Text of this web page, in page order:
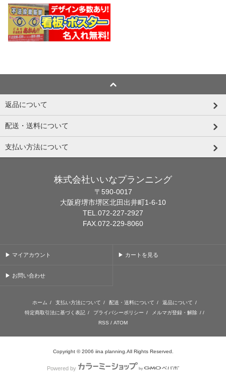
返品について
配送・送料について
支払い方法について
株式会社いいなプランニング
〒590-0017
大阪府堺市堺区北田出井町1-6-10
TEL.072-227-2927
FAX.072-229-8060
▶ マイアカウント ▶ カートを見る
▶ お問い合わせ
ホーム / 支払い方法について / 配送・送料について / 返品について /
特定商取引法に基づく表記 / プライバシーポリシー / メルマガ登録・解除 / /
RSS / ATOM
Copyright © 2006 iina planning.All Rights Reserved.
Powered by